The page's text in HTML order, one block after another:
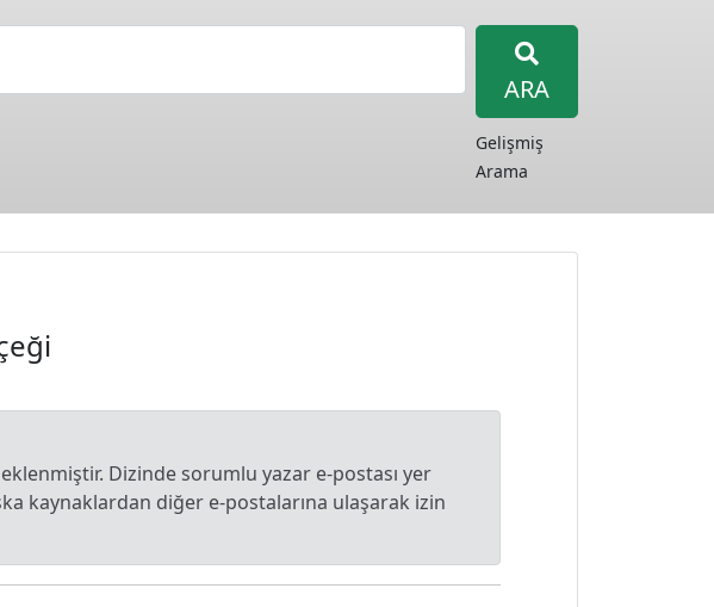
ARA
Gelişmiş
Arama
Dizinde sorumlu yazar e-postası yer
kaynaklardan diğer e-postalarına ulaşarak izin